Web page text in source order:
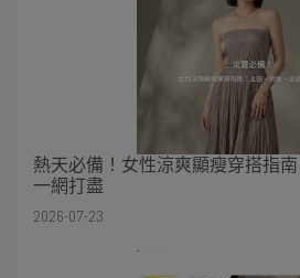
熱天必備！女性涼爽顯瘦穿搭指
一網打盡
2026-07-23